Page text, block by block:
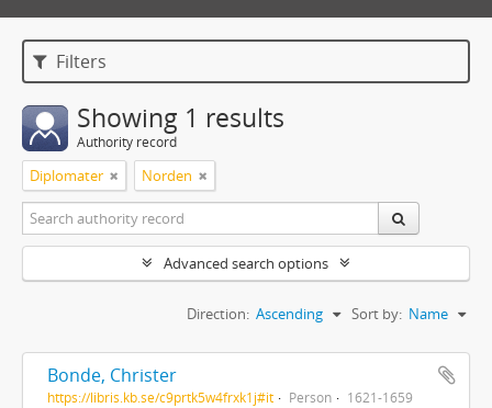
Filters
Showing 1 results
Authority record
Diplomater Norden
Advanced search options
Sort by: Name
Direction: Ascending
Bonde, Christer
https://libris.kb.se/c9prtk5w4frxk1j#it Person 1621-1659